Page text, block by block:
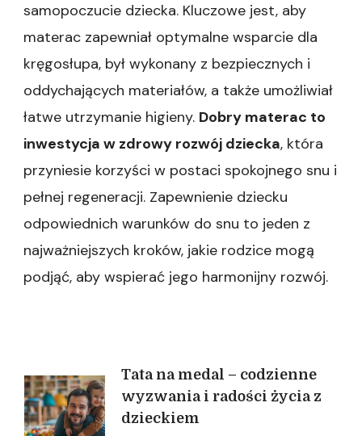
samopoczucie dziecka. Kluczowe jest, aby
materac zapewniał optymalne wsparcie dla
kręgosłupa, był wykonany z bezpiecznych i
oddychających materiałów, a także umożliwiał
łatwe utrzymanie higieny. Dobry materac to
inwestycja w zdrowy rozwój dziecka, która
przyniesie korzyści w postaci spokojnego snu i
pełnej regeneracji. Zapewnienie dziecku
odpowiednich warunków do snu to jeden z
najważniejszych kroków, jakie rodzice mogą
podjąć, aby wspierać jego harmonijny rozwój.
Nawigacja
wpisu
Tata na medal – codzienne
wyzwania i radości życia z
dzieckiem